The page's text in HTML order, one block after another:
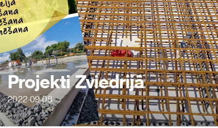
Projekti Zviedrijā
2022-09-08